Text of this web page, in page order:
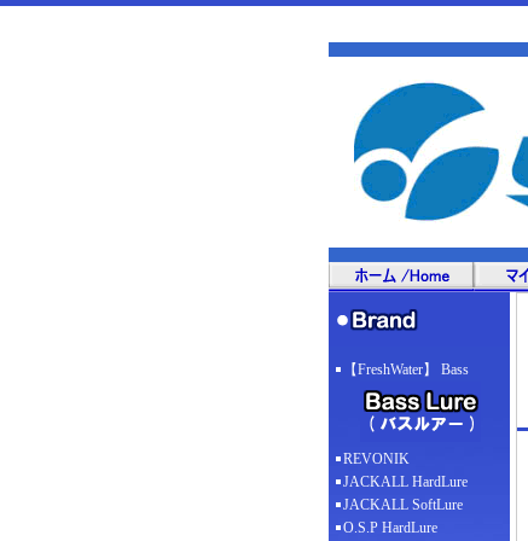
【FreshWater】 Bass
REVONIK
JACKALL HardLure
JACKALL SoftLure
O.S.P HardLure